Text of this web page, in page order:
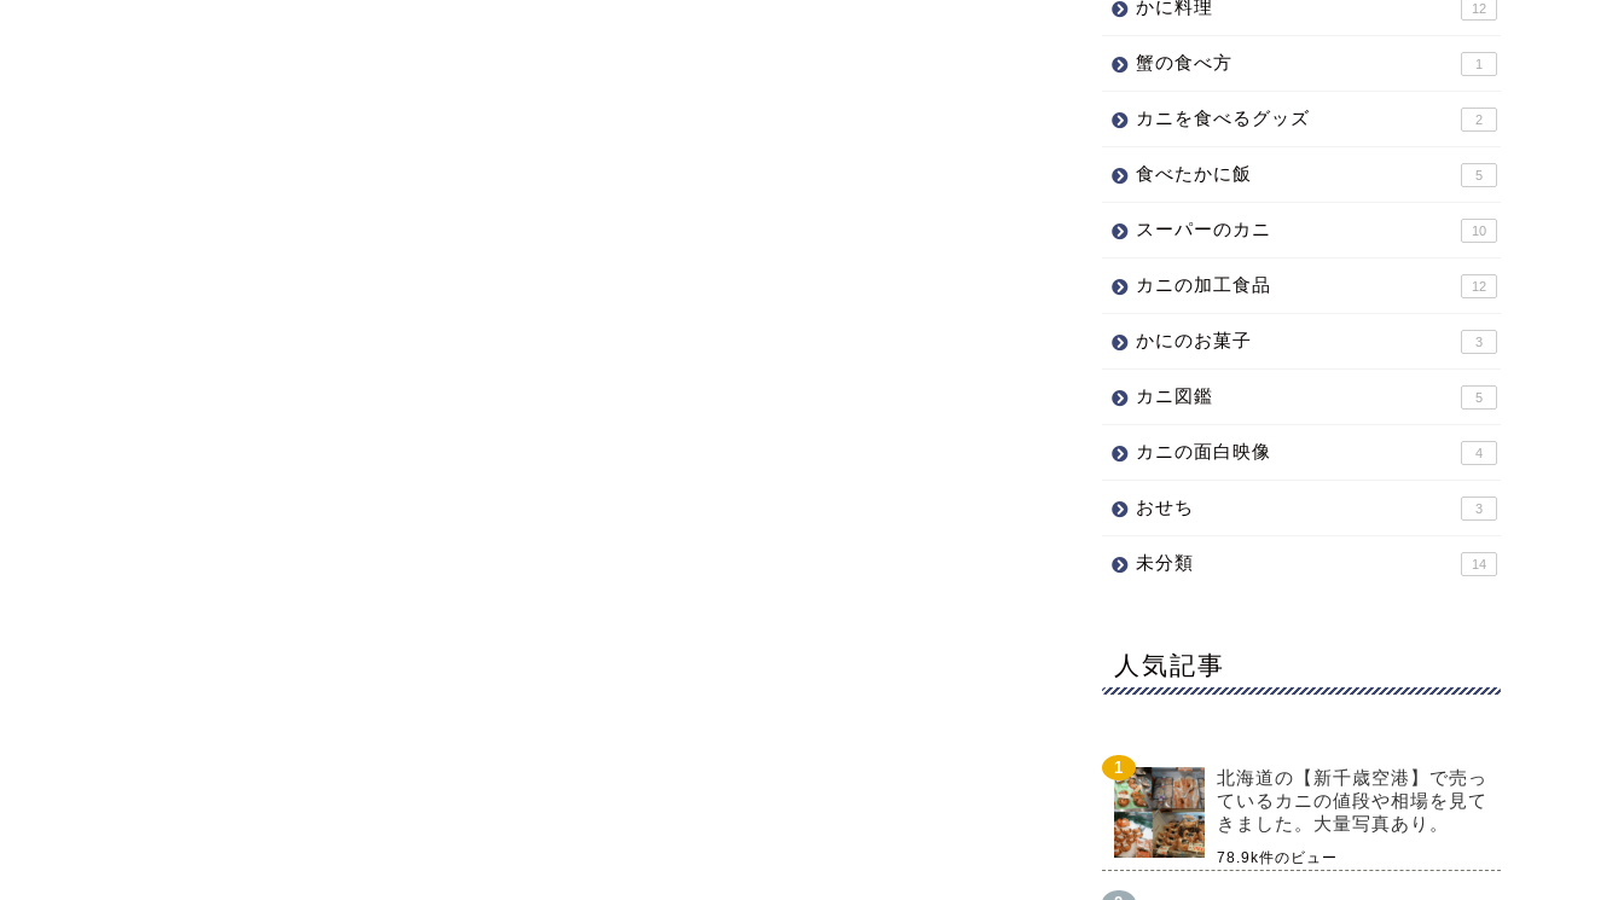
かに料理 12
蟹の食べ方 1
カニを食べるグッズ 2
食べたかに飯 5
スーパーのカニ 10
カニの加工食品 12
かにのお菓子 3
カニ図鑑 5
カニの面白映像 4
おせち 3
未分類 14
人気記事
北海道の【新千歳空港】で売っ
ているカニの値段や相場を見て
きました。大量写真あり。
78.9k件のビュー